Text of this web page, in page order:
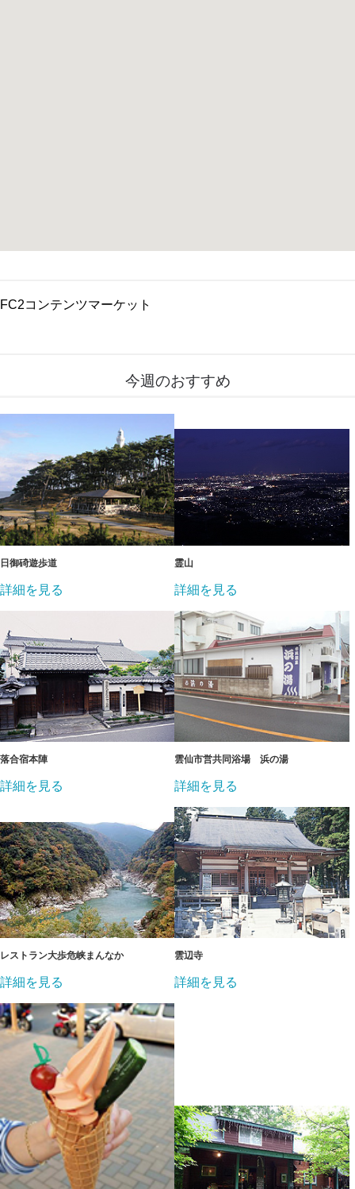
FC2コンテンツマーケット
今週のおすすめ
日御碕遊歩道
詳細を見る
霊山
詳細を見る
落合宿本陣
詳細を見る
雲仙市営共同浴場 浜の湯
詳細を見る
レストラン大歩危峡まんなか
詳細を見る
雲辺寺
詳細を見る